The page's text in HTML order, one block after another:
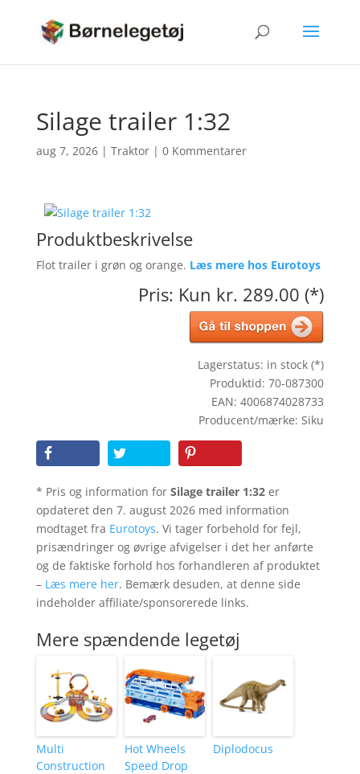
Silage trailer 1:32
aug 7, 2026| Traktor| 0 Kommentarer
Produktbeskrivelse
Flot trailer i grøn og orange. Læs mere hos Eurotoys
Pris: Kun kr. 289.00 (*)
Lagerstatus: in stock (*)
Produktid: 70-087300
EAN: 4006874028733
Producent/mærke: Siku
* Pris og information for Silage trailer 1:32er
opdateret den 7. august 2026 med information
modtaget fra Eurotoys. Vi tager forbehold for fejl,
prisændringer og øvrige afvigelser i det her anførte
og de faktiske forhold hos forhandleren af produktet
– Læs mere her. Bemærk desuden, at denne side
indeholder affiliate/sponsorerede links.
Mere spændende legetøj
Multi
Construction
Hot Wheels
Speed Drop
Diplodocus